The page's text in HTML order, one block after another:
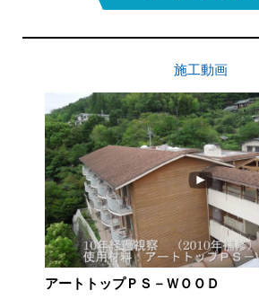
施工動画
アートトップＰＳ－ＷＯＯＤ
カタログPDFはこちら
施工動画
リーバルＣ施工手順